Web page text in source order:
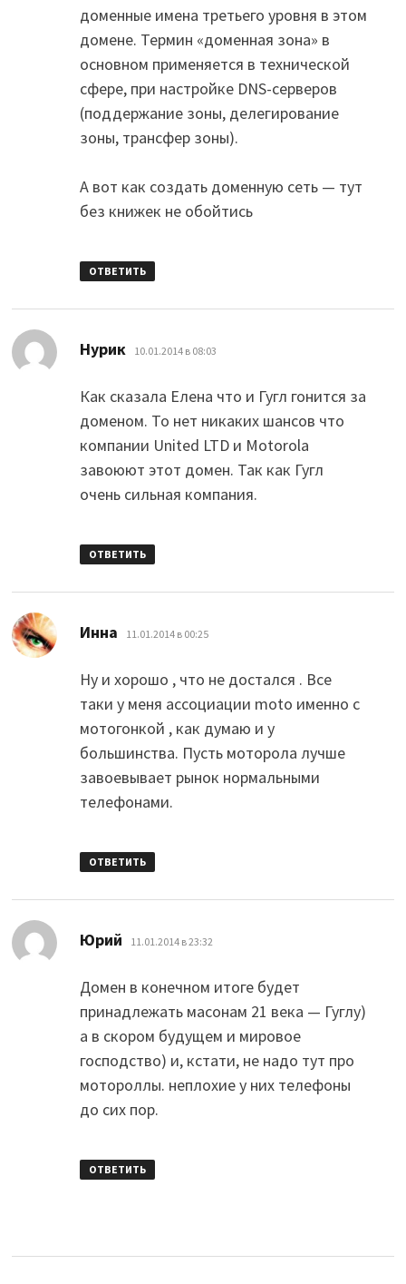
доменные имена третьего уровня в этом
домене. Термин «доменная зона» в
основном применяется в технической
сфере, при настройке DNS-серверов
(поддержание зоны, делегирование
зоны, трансфер зоны).
А вот как создать доменную сеть — тут
без книжек не обойтись
ОТВЕТИТЬ
Нурик 10.01.2014 в 08:03
Как сказала Елена что и Гугл гонится за
доменом. То нет никаких шансов что
компании United LTD и Motorola
завоюют этот домен. Так как Гугл
очень сильная компания.
ОТВЕТИТЬ
Инна 11.01.2014 в 00:25
Ну и хорошо , что не достался . Все
таки у меня ассоциации moto именно с
мотогонкой , как думаю и у
большинства. Пусть моторола лучше
завоевывает рынок нормальными
телефонами.
ОТВЕТИТЬ
Юрий 11.01.2014 в 23:32
Домен в конечном итоге будет
принадлежать масонам 21 века — Гуглу)
а в скором будущем и мировое
господство) и, кстати, не надо тут про
мотороллы. неплохие у них телефоны
до сих пор.
ОТВЕТИТЬ